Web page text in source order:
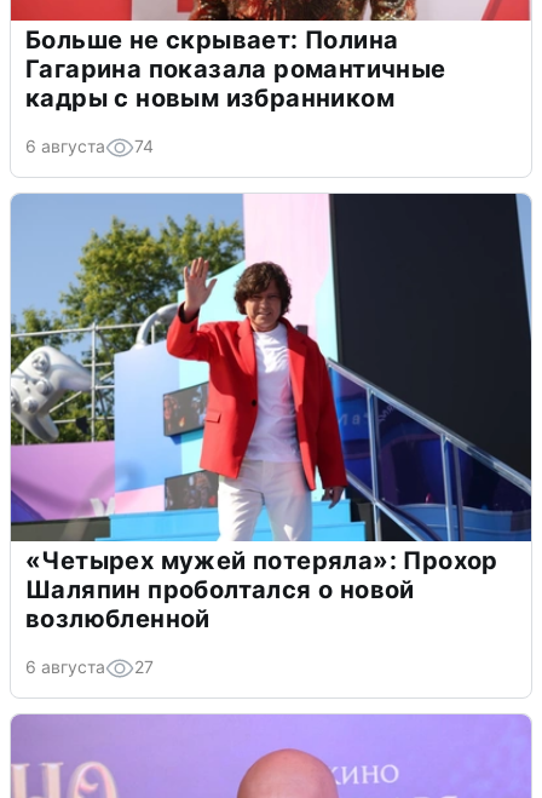
Больше не скрывает: Полина
Гагарина показала романтичные
кадры с новым избранником
6 августа 74
«Четырех мужей потеряла»: Прохор
Шаляпин проболтался о новой
возлюбленной
6 августа 27